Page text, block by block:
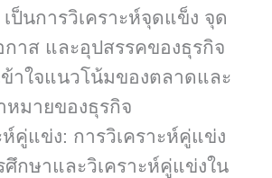
เป็นการวิเคราะห์จุดแข็ง จุด
กาส และอุปสรรคของธุรกิจ
ข้าใจแนวโน้มของตลาดและ
หมายของธุรกิจ
ห์คู่แข่ง: การวิเคราะห์คู่แข่ง
ศึกษาและวิเคราะห์คู่แข่งใน